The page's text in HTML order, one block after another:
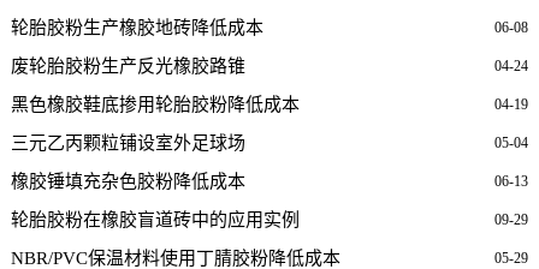
06-08
轮胎胶粉生产橡胶地砖降低成本
04-24
废轮胎胶粉生产反光橡胶路锥
04-19
黑色橡胶鞋底掺用轮胎胶粉降低成本
05-04
三元乙丙颗粒铺设室外足球场
06-13
橡胶锤填充杂色胶粉降低成本
09-29
轮胎胶粉在橡胶盲道砖中的应用实例
05-29
NBR/PVC保温材料使用丁腈胶粉降低成本